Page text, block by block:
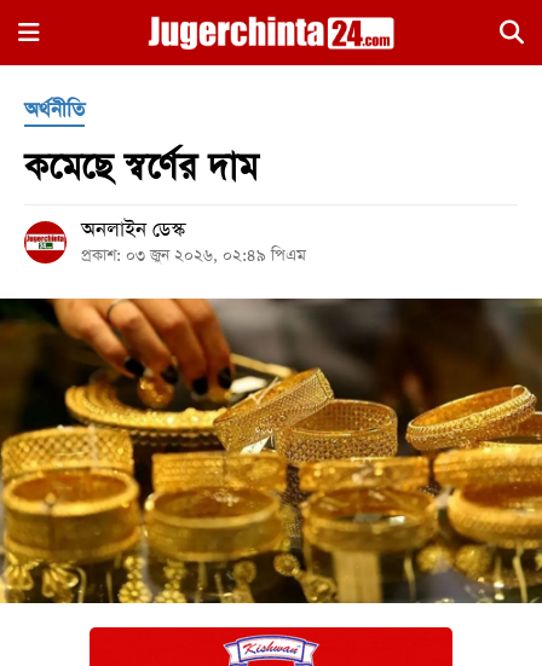
×
হোম
জাতীয়
রাজনীতি
সারাদেশ
আন্তর্জাতিক
খেলা
বিনোদন
অর্থনীতি
অর্থনীতি
কমেছে স্বর্ণের দাম
অনলাইন ডেস্ক
প্রকাশ: ০৩ জুন ২০২৬, ০২:৪৯ পিএম